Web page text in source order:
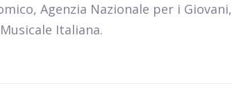
Agenzia Nazionale per i Giovani,
Italiana.